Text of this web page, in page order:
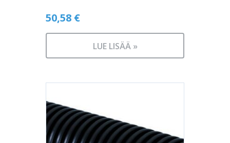
50,58 €
LUE LISÄÄ »